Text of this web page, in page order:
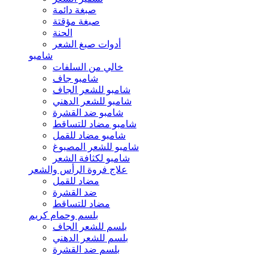
صبغة دائمة
صبغة مؤقتة
الحنة
أدوات صبغ الشعر
شامبو
خالي من السلفات
شامبو جاف
شامبو للشعر الجاف
شامبو للشعر الدهني
شامبو ضد القشرة
شامبو مضاد للتساقط
شامبو مضاد للقمل
شامبو للشعر المصبوغ
شامبو لكثافة الشعر
علاج فروة الرأس والشعر
مضاد للقمل
ضد القشرة
مضاد للتساقط
بلسم وحمام كريم
بلسم للشعر الجاف
بلسم للشعر الدهني
بلسم ضد القشرة